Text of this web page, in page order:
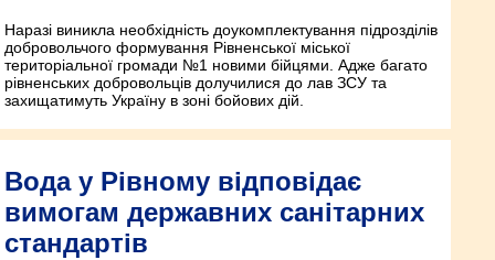
Наразі виникла необхідність доукомплектування підрозділів
добровольчого формування Рівненської міської
територіальної громади №1 новими бійцями. Адже багато
рівненських добровольців долучилися до лав ЗСУ та
захищатимуть Україну в зоні бойових дій.
Вода у Рівному відповідає
вимогам державних санітарних
стандартів